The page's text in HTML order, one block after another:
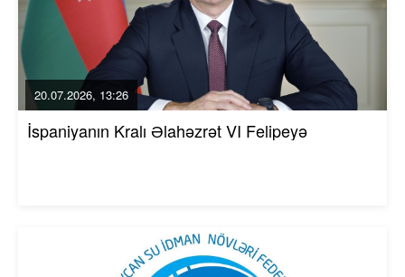
20.07.2026, 13:26
İspaniyanın Kralı Əlahəzrət VI Felipeyə